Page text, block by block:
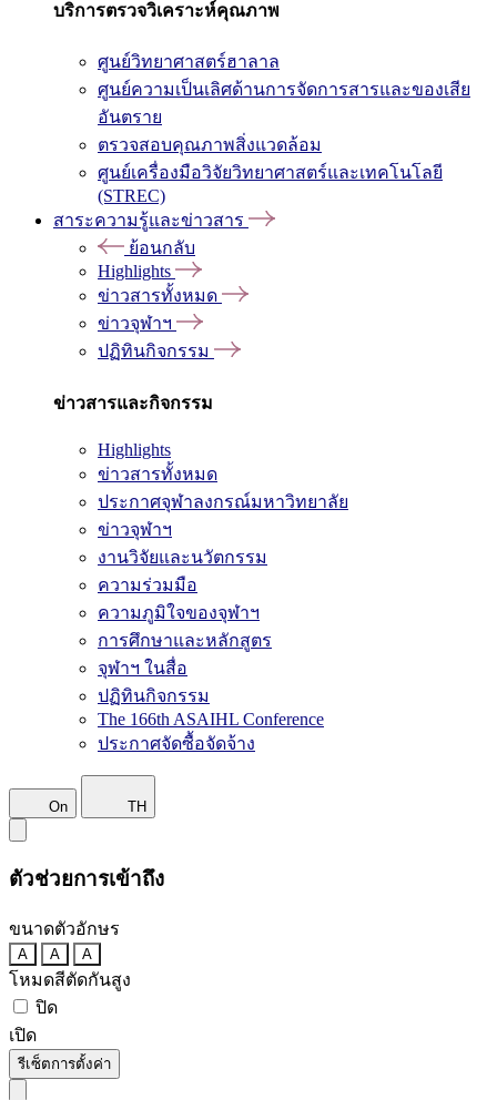
บริการตรวจวิเคราะห์คุณภาพ
ศูนย์วิทยาศาสตร์ฮาลาล
ศูนย์ความเป็นเลิศด้านการจัดการสารและของเสีย
อันตราย
ตรวจสอบคุณภาพสิ่งแวดล้อม
ศูนย์เครื่องมือวิจัยวิทยาศาสตร์และเทคโนโลยี
(STREC)
สาระความรู้และข่าวสาร
ย้อนกลับ
Highlights
ข่าวสารทั้งหมด
ข่าวจุฬาฯ
ปฏิทินกิจกรรม
ข่าวสารและกิจกรรม
Highlights
ข่าวสารทั้งหมด
ประกาศจุฬาลงกรณ์มหาวิทยาลัย
ข่าวจุฬาฯ
งานวิจัยและนวัตกรรม
ความร่วมมือ
ความภูมิใจของจุฬาฯ
การศึกษาและหลักสูตร
จุฬาฯ ในสื่อ
ปฏิทินกิจกรรม
The 166th ASAIHL Conference
ประกาศจัดซื้อจัดจ้าง
On TH
ตัวช่วยการเข้าถึง
ขนาดตัวอักษร
A A A
โหมดสีตัดกันสูง
ปิด
เปิด
รีเซ็ตการตั้งค่า